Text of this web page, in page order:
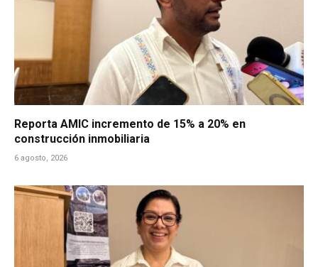
Reporta AMIC incremento de 15% a 20% en
construcción inmobiliaria
6 agosto, 2026